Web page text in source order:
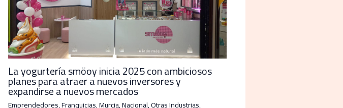
La yogurtería smöoy inicia 2025 con ambiciosos
planes para atraer a nuevos inversores y
expandirse a nuevos mercados
Emprendedores,Franquicias,Murcia,Nacional,Otras Industrias,